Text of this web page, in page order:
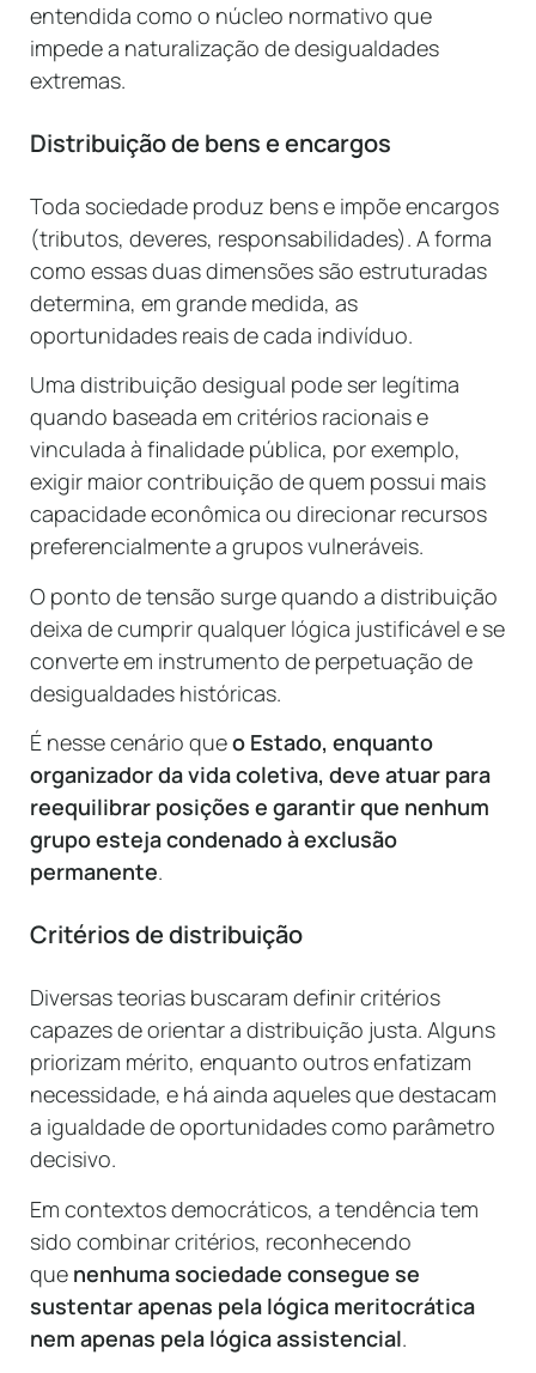
entendida como o núcleo normativo que
impede a naturalização de desigualdades
extremas.
Distribuição de bens e encargos
Toda sociedade produz bens e impõe encargos
(tributos, deveres, responsabilidades). A forma
como essas duas dimensões são estruturadas
determina, em grande medida, as
oportunidades reais de cada indivíduo.
Uma distribuição desigual pode ser legítima
quando baseada em critérios racionais e
vinculada à finalidade pública, por exemplo,
exigir maior contribuição de quem possui mais
capacidade econômica ou direcionar recursos
preferencialmente a grupos vulneráveis.
O ponto de tensão surge quando a distribuição
deixa de cumprir qualquer lógica justificável e se
converte em instrumento de perpetuação de
desigualdades históricas.
É nesse cenário queo Estado, enquanto
organizador da vida coletiva, deve atuar para
reequilibrar posições e garantir que nenhum
grupo esteja condenado à exclusão
permanente.
Critérios de distribuição
Diversas teorias buscaram definir critérios
capazes de orientar a distribuição justa. Alguns
priorizam mérito, enquanto outros enfatizam
necessidade, e há ainda aqueles que destacam
a igualdade de oportunidades como parâmetro
decisivo.
Em contextos democráticos, a tendência tem
sido combinar critérios, reconhecendo
que nenhuma sociedade consegue se
sustentar apenas pela lógica meritocrática
nem apenas pela lógica assistencial.